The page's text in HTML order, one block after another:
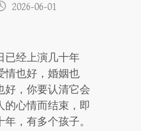
2026-06-01
已经上演几十年
情也好，婚姻也
好，你要认清它会
的心情而结束，即
，有多个孩子。